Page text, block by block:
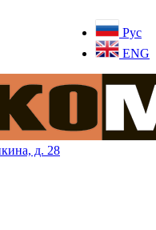
Рус
ENG
д. 28